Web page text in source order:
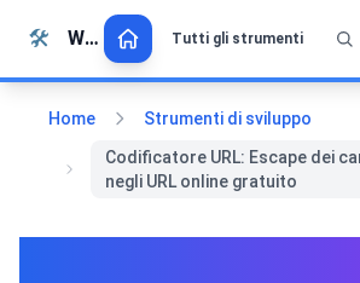
Vai al contenuto
🛠️ Whiz Tools Tutti gli strumenti
Home
Strumenti di sviluppo
Codificatore URL: Escape dei
negli URL online gratuito
💡 Ti piace questo strumento?
migliorarlo ancora di più!
Clicca per aprire →